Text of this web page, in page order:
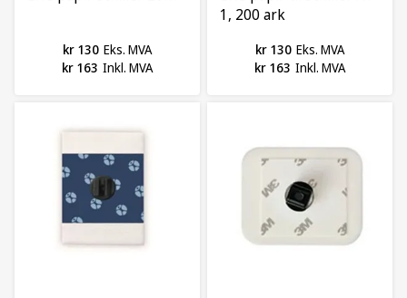
kr 130 Eks. MVA
kr 163 Inkl. MVA
1, 200 ark
kr 130 Eks. MVA
kr 163 Inkl. MVA